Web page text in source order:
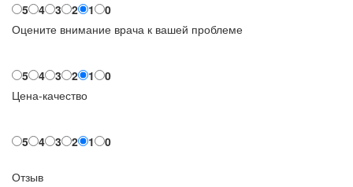
5 4 3 2 1
0
Оцените внимание врача к вашей проблеме
5 4 3 2 1
0
Цена-качество
5 4 3 2 1 0
Отзыв